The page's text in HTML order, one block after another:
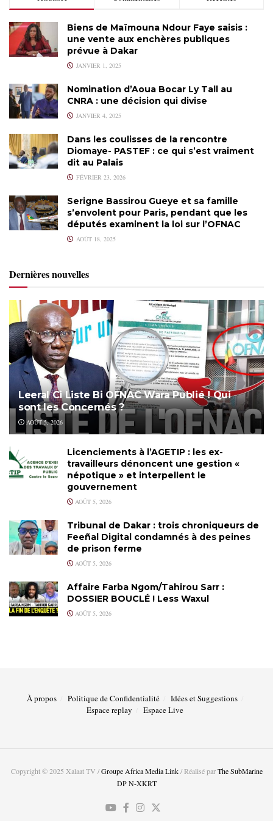
Biens de Maïmouna Ndour Faye saisis :
une vente aux enchères publiques
prévue à Dakar
JANVIER 1, 2025
Nomination d’Aoua Bocar Ly Tall au
CNRA : une décision qui divise
JANVIER 4, 2025
Dans les coulisses de la rencontre
Diomaye- PASTEF : ce qui s’est vraiment
dit au Palais
FÉVRIER 23, 2026
Serigne Bassirou Gueye et sa famille
s’envolent pour Paris, pendant que les
députés examinent la loi sur l’OFNAC
AOÛT 18, 2025
Dernières nouvelles
Leeral Ci Liste Bi OFNAC Wara Publié ! Qui
sont les Concernés ?
AOÛT 5, 2026
Licenciements à l’AGETIP : les ex-
travailleurs dénoncent une gestion «
népotique » et interpellent le
gouvernement
AOÛT 5, 2026
Tribunal de Dakar : trois chroniqueurs de
Feeñal Digital condamnés à des peines
de prison ferme
AOÛT 5, 2026
Affaire Farba Ngom/Tahirou Sarr :
DOSSIER BOUCLÉ ! Less Waxul
AOÛT 5, 2026
À propos Politique de Confidentialité
Idées et Suggestions
Espace replay
Espace Live
Copyright © 2025 Xalaat TV /Groupe Africa Media Link/ Réalisé parThe SubMarine
DP N-XKRT